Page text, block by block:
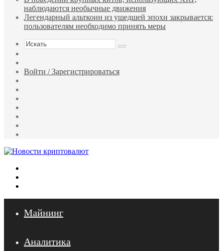
наблюдаются необычные движения
Легендарный альткоин из ушедшей эпохи закрывается:
пользователям необходимо принять меры
Искать
статья
Войти / Зарегистрироваться
Майнинг
Аналитика